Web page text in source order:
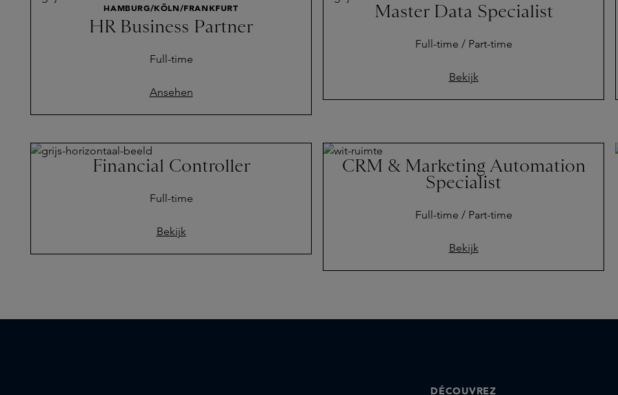
HAMBURG/KÖLN/FRANKFURT
HR Business Partner
Full-time
Ansehen
Master Data Specialist
Full-time / Part-time
Bekijk
Financial Controller
Full-time
Bekijk
CRM & Marketing Automation
Specialist
Full-time / Part-time
Bekijk
DÉCOUVREZ